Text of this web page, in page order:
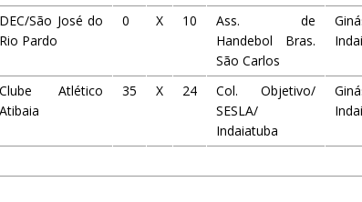
DEC/São José do
Rio Pardo
0 X 10
Ass. de
Handebol Bras.
São Carlos
Clube Atlético
Atibaia
35 X 24
Col. Objetivo/
SESLA/
Indaiatuba